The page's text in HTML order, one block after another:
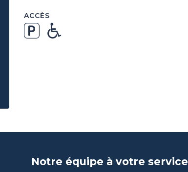
ACCÈS
Notre équipe à votre service